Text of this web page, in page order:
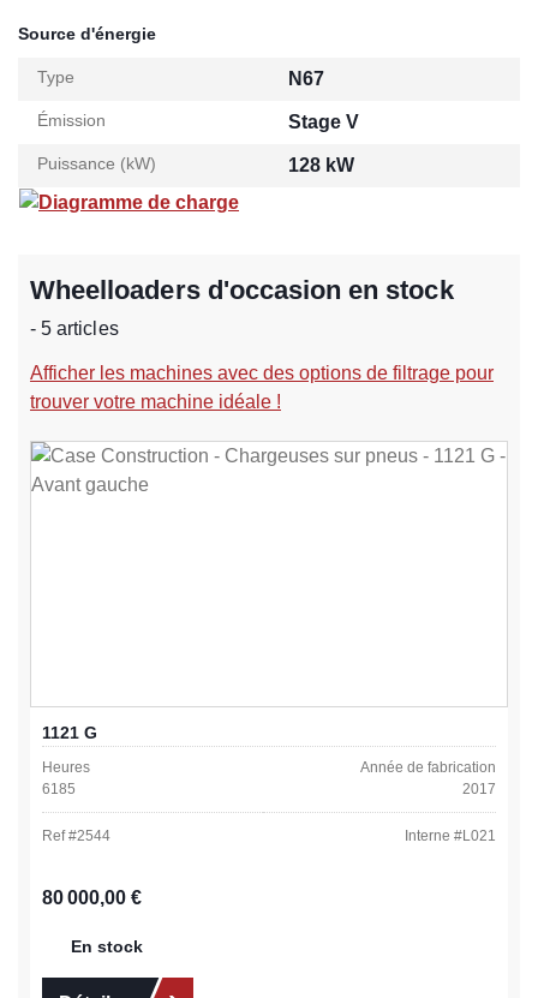
Source d'énergie
Type N67
Émission Stage V
Puissance (kW)
128 kW
Diagramme de charge
Wheelloaders d'occasion en stock
- 5 articles
Afficher les machines avec des options de filtrage pour
trouver votre machine idéale !
1121 G
Heures
6185
Année de fabrication
2017
Ref #2544 Interne #L021
Prix régulier :
80 000,00 €
En stock